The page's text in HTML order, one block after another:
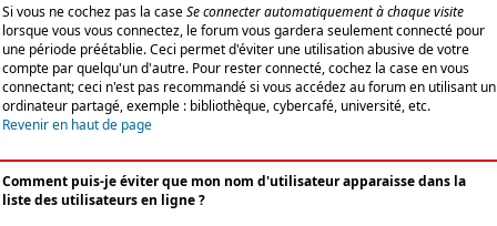
Si vous ne cochez pas la caseSe connecter automatiquement à chaque visite
lorsque vous vous connectez, le forum vous gardera seulement connecté pour
une période préétablie. Ceci permet d'éviter une utilisation abusive de votre
compte par quelqu'un d'autre. Pour rester connecté, cochez la case en vous
connectant; ceci n'est pas recommandé si vous accédez au forum en utilisant un
ordinateur partagé, exemple : bibliothèque, cybercafé, université, etc.
Revenir en haut de page
Comment puis-je éviter que mon nom d'utilisateur apparaisse dans la
liste des utilisateurs en ligne ?